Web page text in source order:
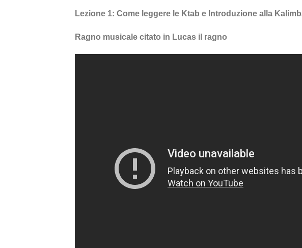
Lezione 1: Come leggere le Ktab e Introduzione alla
Ragno musicale citato in Lucas il ragno